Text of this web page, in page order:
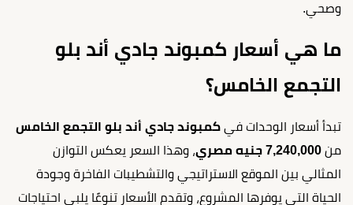
وصحي.
ما هي أسعار كمبوند جادي أند بلو
التجمع الخامس؟
تبدأ أسعار الوحدات في كمبوند جادي أند بلو التجمع الخامس
من 7,240,000 جنيه مصري
، وهذا السعر يعكس التوازن
المثالي بين الموقع الاستراتيجي والتشطيبات الفاخرة وجودة
الحياة التي يوفرها المشروع، وتقدم الأسعار تنوعًا يلبي احتياجات